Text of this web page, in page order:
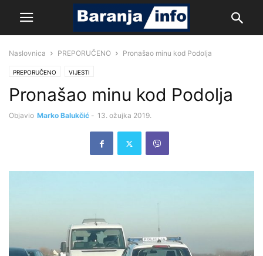
Naslovnica PREPORUČENO Pronašao minu kod Podolja
PREPORUČENO VIJESTI
Pronašao minu kod Podolja
Objavio Marko Balukčić - 13. ožujka 2019.